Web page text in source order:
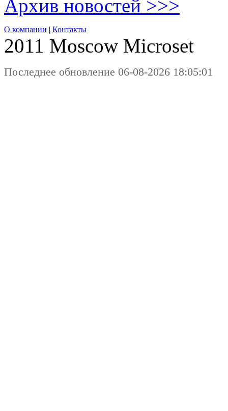
Архив новостей >>>
О компании | Контакты
2011 Moscow Microset
Последнее обновление 06-08-2026 18:05:01